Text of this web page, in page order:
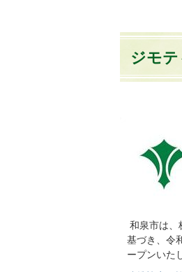
ジモ
和泉市は、
基づき、令
ープンいた